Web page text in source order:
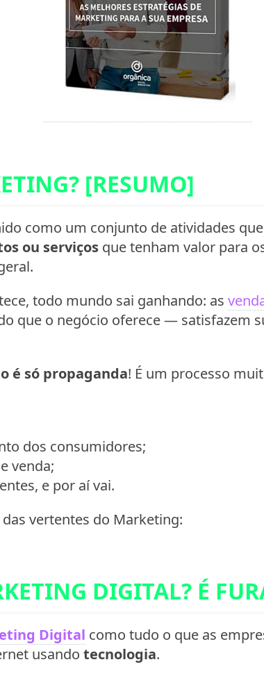
[RESUMO]
como um conjunto de atividades
ou serviços que tenham valor para
todo mundo sai ganhando: as
que o negócio oferece — satisfazem
é só propaganda! É um processo
dos consumidores;
venda;
e por aí vai.
vertentes do Marketing:
DIGITAL? É
Digital como tudo o que as
usando tecnologia.